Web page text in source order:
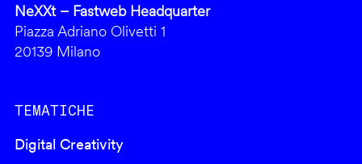
NeXXt – Fastweb Headquarter
Piazza Adriano Olivetti 1
20139 Milano
TEMATICHE
Digital Creativity